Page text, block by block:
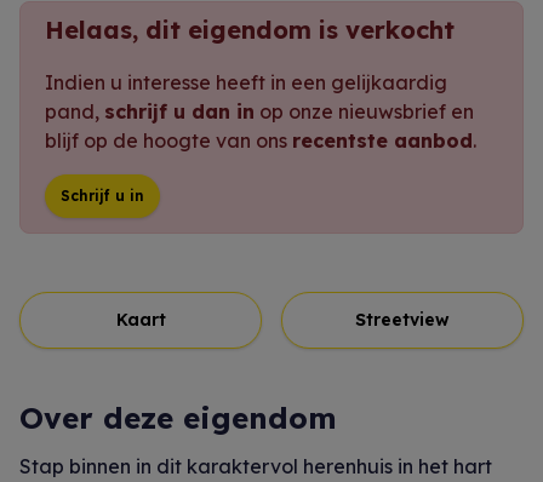
Helaas, dit eigendom is verkocht
Indien u interesse heeft in een gelijkaardig
pand, schrijf u dan in op onze nieuwsbrief en
blijf op de hoogte van ons recentste aanbod.
Schrijf u in
Kaart Streetview
Over deze eigendom
Stap binnen in dit karaktervol herenhuis in het hart